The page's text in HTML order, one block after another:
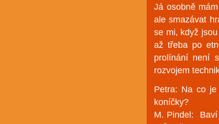
Já osobně
ale smazávat
se mi, když
až třeba po
prolínání není
rozvojem
Petra: Na co
koníčky?
M. Pindel: Baví